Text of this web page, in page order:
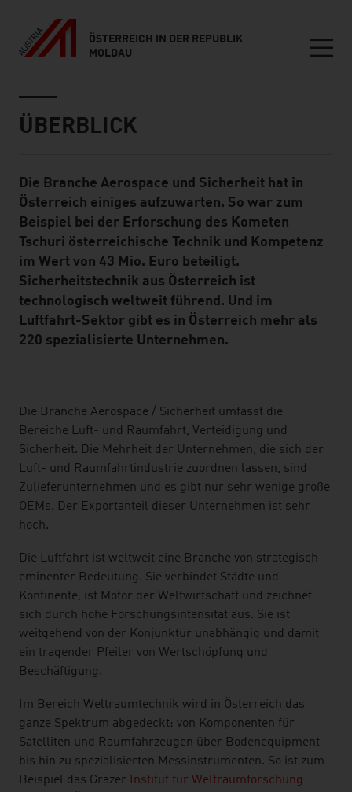
ÖSTERREICH IN DER REPUBLIK
MOLDAU
ÜBERBLICK
Standard Content Module
Die Branche Aerospace und Sicherheit hat in
Österreich einiges aufzuwarten. So war zum
Beispiel bei der Erforschung des Kometen
Tschuri österreichische Technik und Kompetenz
im Wert von 43 Mio. Euro beteiligt.
Sicherheitstechnik aus Österreich ist
technologisch weltweit führend. Und im
Luftfahrt-Sektor gibt es in Österreich mehr als
220 spezialisierte Unternehmen.
listen
Die Branche Aerospace / Sicherheit umfasst die
Bereiche Luft- und Raumfahrt, Verteidigung und
Sicherheit. Die Mehrheit der Unternehmen, die sich der
Luft- und Raumfahrtindustrie zuordnen lassen, sind
Zulieferunternehmen und es gibt nur sehr wenige große
OEMs. Der Exportanteil dieser Unternehmen ist sehr
hoch.
Die Luftfahrt ist weltweit eine Branche von strategisch
eminenter Bedeutung. Sie verbindet Städte und
Kontinente, ist Motor der Weltwirtschaft und zeichnet
sich durch hohe Forschungsintensität aus. Sie ist
weitgehend von der Konjunktur unabhängig und damit
ein tragender Pfeiler von Wertschöpfung und
Beschäftigung.
Im Bereich Weltraumtechnik wird in Österreich das
ganze Spektrum abgedeckt: von Komponenten für
Satelliten und Raumfahrzeugen über Bodenequipment
bis hin zu spezialisierten Messinstrumenten. So ist zum
Beispiel das Grazer
Institut für Weltraumforschung